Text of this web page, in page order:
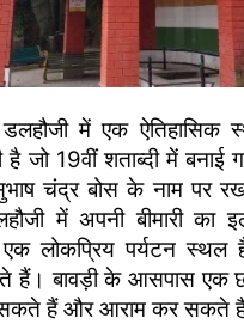
डलहौजी में एक
है जो 19वीं शताब्दी में बनाई
चंद्र बोस के नाम पर
में अपनी बीमारी का
एक लोकप्रिय पर्यटन स्थल
हैं। बावड़ी के आसपास एक
हैं और आराम कर सकते